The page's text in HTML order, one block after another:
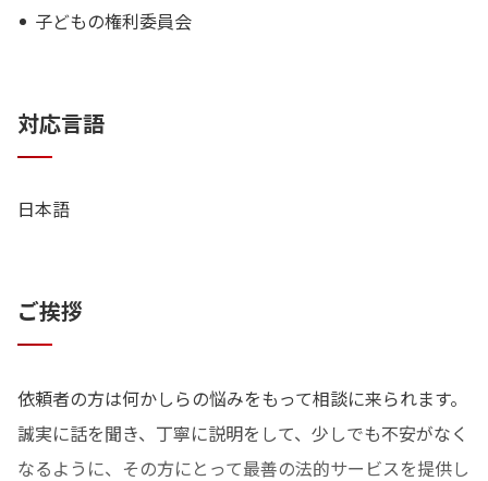
子どもの権利委員会
対応言語
日本語
ご挨拶
依頼者の方は何かしらの悩みをもって相談に来られます。
誠実に話を聞き、丁寧に説明をして、少しでも不安がなく
なるように、その方にとって最善の法的サービスを提供し